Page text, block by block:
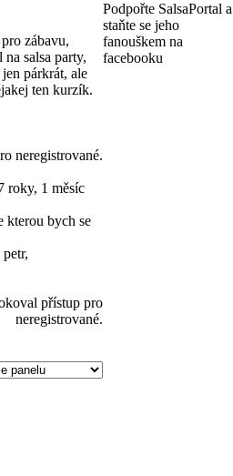
zábavu,
salsa party,
párkrát, ale
ten kurzík.
neregistrované.
roky, 1 měsíc
kterou bych se
přístup pro
neregistrované.
Podpořte SalsaPortal a
staňte se jeho
fanouškem na
facebooku